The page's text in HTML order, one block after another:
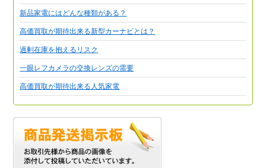
新品家電にはどんな種類がある？
高価買取が期待出来る新型カーナビとは？
過剰在庫を抱えるリスク
一眼レフカメラの交換レンズの需要
高価買取が期待出来る人気家電